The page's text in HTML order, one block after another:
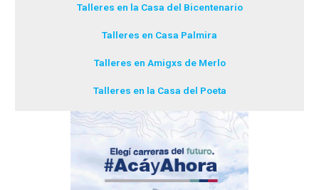
Talleres en la Casa del Bicentenario
Talleres en Casa Palmira
Talleres en Amigxs de Merlo
Talleres en la Casa del Poeta